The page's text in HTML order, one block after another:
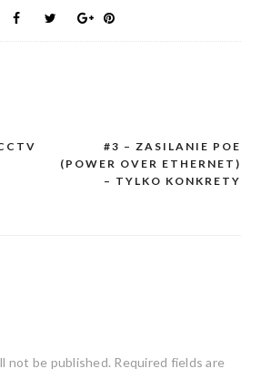
#3 – ZASILANIE POE
(POWER OVER ETHERNET)
– TYLKO KONKRETY
not be published. Required fields are